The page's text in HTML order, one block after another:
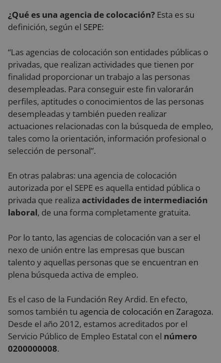
¿Qué es una agencia de colocación? Esta es su
definición, según el SEPE:
“Las agencias de colocación son entidades públicas o
privadas, que realizan actividades que tienen por
finalidad proporcionar un trabajo a las personas
desempleadas. Para conseguir este fin valorarán
perfiles, aptitudes o conocimientos de las personas
desempleadas y también pueden realizar
actuaciones relacionadas con la búsqueda de empleo,
tales como la orientación, información profesional o
selección de personal”.
En otras palabras: una agencia de colocación
autorizada por el SEPE es aquella entidad pública o
privada que realiza actividades de intermediación
laboral, de una forma completamente gratuita.
Por lo tanto, las agencias de colocación van a ser el
nexo de unión entre las empresas que buscan
talento y aquellas personas que se encuentran en
plena búsqueda activa de empleo.
Es el caso de la Fundación Rey Ardid. En efecto,
somos también tu agencia de colocación en Zaragoza.
Desde el año 2012, estamos acreditados por el
Servicio Público de Empleo Estatal con el número
0200000008.